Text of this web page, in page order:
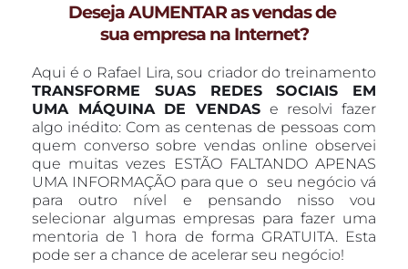
Deseja AUMENTAR as vendas de
sua empresa na Internet?
TRANSFORME SUAS REDES SOCIAIS EM
UMA MÁQUINA DE VENDAS e resolvi fazer
algo inédito: Com as centenas de pessoas com
quem converso sobre vendas online observei
que muitas vezes ESTÃO FALTANDO APENAS
UMA INFORMAÇÃO para que o  seu negócio vá
para outro nível e pensando nisso vou
selecionar algumas empresas para fazer uma
mentoria de 1 hora de forma GRATUITA. Esta
pode ser a chance de acelerar seu negócio!